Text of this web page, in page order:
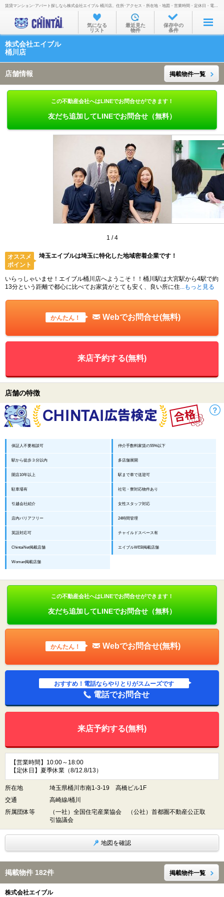
お部屋を探す
沿線・駅から
通勤通学時間から
物件特集から
賃貸マンション･アパート探しなら株式会社エイブル 桶川店。住所･アクセス・所在地・地図・営業時間・定休日・電話番号などを掲載。
気になる
リスト
最近見た
物件
保存中の
条件
株式会社エイブル
桶川店
店舗情報 掲載物件一覧
この不動産会社へはLINEでお問合せができます！
友だち追加してLINEでお問合せ（無料）
1 /4
オススメ
ポイント
埼玉エイブルは埼玉に特化した地域密着企業です！
いらっしゃいませ！エイブル桶川店へようこそ！！桶川駅は大宮駅から4駅で約
13分という距離で都心に比べてお家賃がとても安く、良い所に住 ...もっと見る
かんたん！ Webでお問合せ(無料)
来店予約する(無料)
店舗の特徴
保証人不要相談可 仲介手数料家賃の55%以下
駅から徒歩３分以内 多店舗展開
開店10年以上 駅まで車で送迎可
駐車場有 社宅・寮対応物件あり
引越会社紹介 女性スタッフ対応
店内バリアフリー 24時間管理
英語対応可 チャイルドスペース有
ChintaiNet掲載店舗 エイブルWEB掲載店舗
Woman掲載店舗
この不動産会社へはLINEでお問合せができます！
友だち追加してLINEでお問合せ（無料）
かんたん！ Webでお問合せ(無料)
おすすめ！電話ならやりとりがスムーズです
電話でお問合せ
来店予約する(無料)
【営業時間】10:00～18:00
【定休日】夏季休業（8/12.8/13）
所在地
埼玉県桶川市南1-3-19 高橋ビル1F
交通
高崎線/桶川
所属団体等
（一社）全国住宅産業協会 （公社）首都圏不動産公正取
引協議会
地図を確認
掲載物件 182件 掲載物件一覧
株式会社エイブル